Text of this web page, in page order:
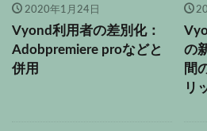
2020年1月24日
Vyond利用者の差別化：
Adobpremiere proなどと
併用
の
間
リ